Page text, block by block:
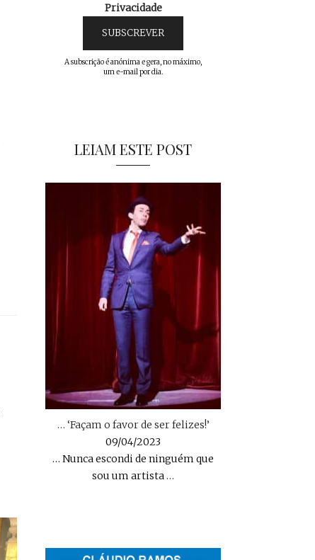
Privacidade
A subscrição é anónima e gera, no máximo,
um e-mail por dia.
LEIAM ESTE POST
… ‘Façam o favor de ser felizes!’
09/04/2023
… Nunca escondi de ninguém que
sou um artista…